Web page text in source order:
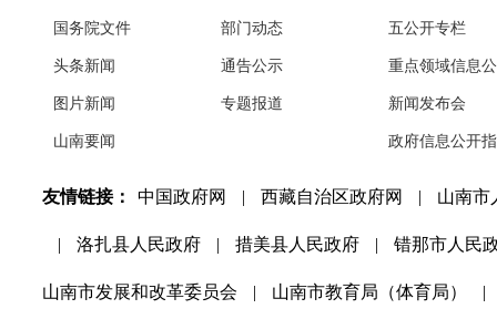
国务院文件
头条新闻
图片新闻
山南要闻
部门动态
通告公示
专题报道
五公开专栏
重点领域信息
新闻发布会
政府信息公开
友情链接： 中国政府网 | 西藏自治区政府网 | 山南市
| 洛扎县人民政府 | 措美县人民政府 | 错那市人民
山南市发展和改革委员会 | 山南市教育局（体育局） |